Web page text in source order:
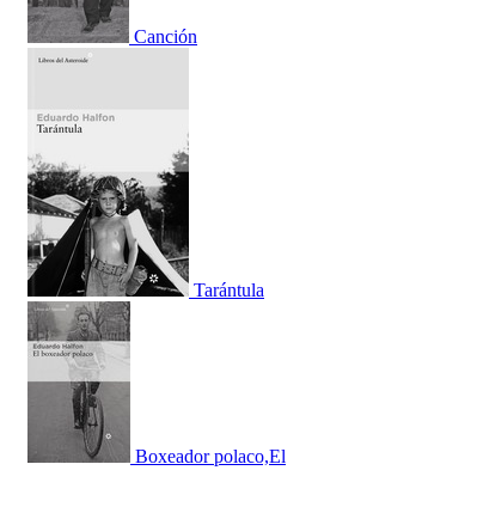
Canción
Tarántula
Boxeador polaco,El